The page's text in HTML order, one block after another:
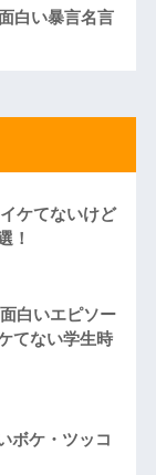
白い暴言名言
ケてないけど
！
白いエピソー
てない学生時
ボケ・ツッコ